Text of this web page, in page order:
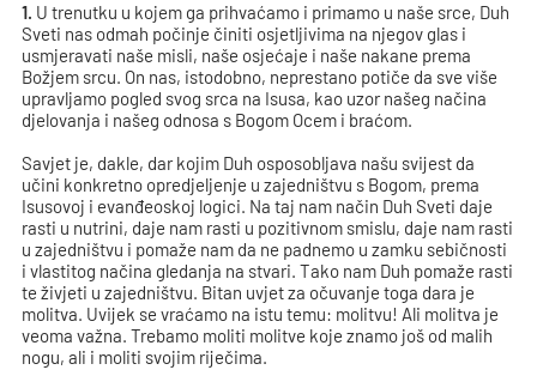
1. U trenutku u kojem ga prihvaćamo i primamo u naše srce, Duh
Sveti nas odmah počinje činiti osjetljivima na njegov glas i
usmjeravati naše misli, naše osjećaje i naše nakane prema
Božjem srcu. On nas, istodobno, neprestano potiče da sve više
upravljamo pogled svog srca na Isusa, kao uzor našeg načina
djelovanja i našeg odnosa s Bogom Ocem i braćom.
Savjet je, dakle, dar kojim Duh osposobljava našu svijest da
učini konkretno opredjeljenje u zajedništvu s Bogom, prema
Isusovoj i evanđeoskoj logici. Na taj nam način Duh Sveti daje
rasti u nutrini, daje nam rasti u pozitivnom smislu, daje nam rasti
u zajedništvu i pomaže nam da ne padnemo u zamku sebičnosti
i vlastitog načina gledanja na stvari. Tako nam Duh pomaže rasti
te živjeti u zajedništvu. Bitan uvjet za očuvanje toga dara je
molitva. Uvijek se vraćamo na istu temu: molitvu! Ali molitva je
veoma važna. Trebamo moliti molitve koje znamo još od malih
nogu, ali i moliti svojim riječima.